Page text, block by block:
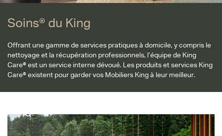
Soins® du King
Offrant une gamme de services pratiques à domicile, y compris le
nettoyage et la récupération professionnels, l’équipe de King
Care® est un service interne dévoué. Les produits et services King
Care® existent pour garder vos Mobiliers King à leur meilleur.